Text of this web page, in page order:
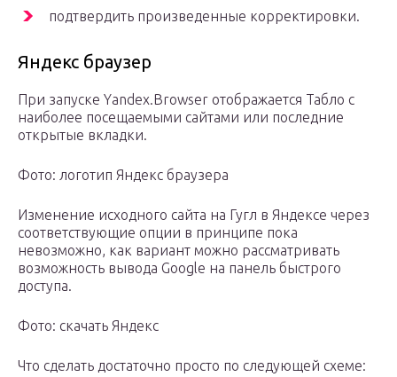
подтвердить произведенные корректировки.
Яндекс браузер
При запуске Yandex.Browser отображается Табло с
наиболее посещаемыми сайтами или последние
открытые вкладки.
Фото: логотип Яндекс браузера
Изменение исходного сайта на Гугл в Яндексе через
соответствующие опции в принципе пока
невозможно, как вариант можно рассматривать
возможность вывода Google на панель быстрого
доступа.
Фото: скачать Яндекс
Что сделать достаточно просто по следующей схеме: